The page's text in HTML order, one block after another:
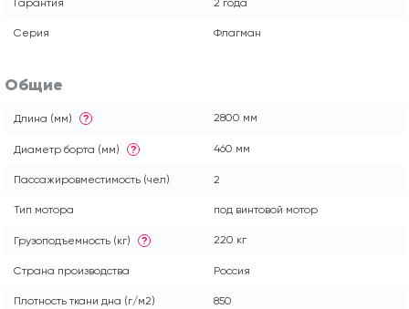
Гарантия 2 года
Серия Флагман
Общие
Длина (мм) ? 2800 мм
Диаметр борта (мм) ? 460 мм
Пассажировместимость (чел) 2
Тип мотора под винтовой мотор
Грузоподъемность (кг) ? 220 кг
Страна производства Россия
Плотность ткани дна (г/м2) 850